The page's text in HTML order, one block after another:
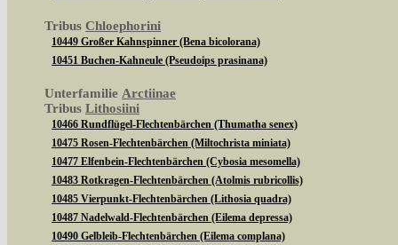
Tribus Chloephorini
10449 Großer Kahnspinner (Bena bicolorana)
10451 Buchen-Kahneule (Pseudoips prasinana)
Unterfamilie Arctiinae
Tribus Lithosiini
10466 Rundflügel-Flechtenbärchen (Thumatha senex)
10475 Rosen-Flechtenbärchen (Miltochrista miniata)
10477 Elfenbein-Flechtenbärchen (Cybosia mesomella)
10483 Rotkragen-Flechtenbärchen (Atolmis rubricollis)
10485 Vierpunkt-Flechtenbärchen (Lithosia quadra)
10487 Nadelwald-Flechtenbärchen (Eilema depressa)
10490 Gelbleib-Flechtenbärchen (Eilema complana)